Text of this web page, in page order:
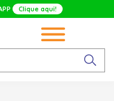
Clique aqui!